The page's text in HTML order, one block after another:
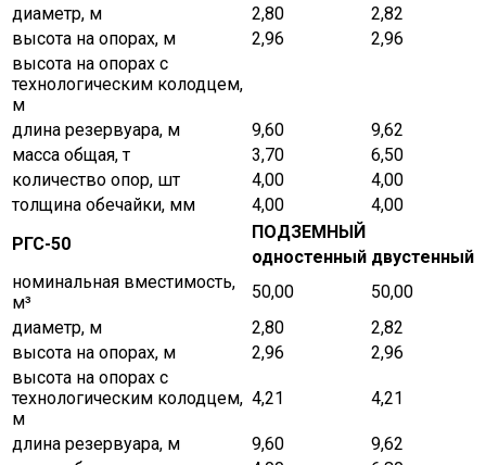
диаметр, м
2,80
2,82
высота на опорах, м
2,96
2,96
высота на опорах с
технологическим колодцем,
м
длина резервуара, м
9,60
9,62
масса общая, т
3,70
6,50
количество опор, шт
4,00
4,00
толщина обечайки, мм
4,00
4,00
РГС-50
ПОДЗЕМНЫЙ
одностенный двустенный
номинальная вместимость,
м³
50,00
50,00
диаметр, м
2,80
2,82
высота на опорах, м
2,96
2,96
высота на опорах с
технологическим колодцем,
м
4,21 4,21
длина резервуара, м 9,60
9,62